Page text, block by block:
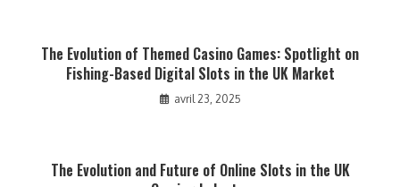
The Evolution of Themed Casino Games: Spotlight on
Fishing-Based Digital Slots in the UK Market
avril 23, 2025
The Evolution and Future of Online Slots in the UK